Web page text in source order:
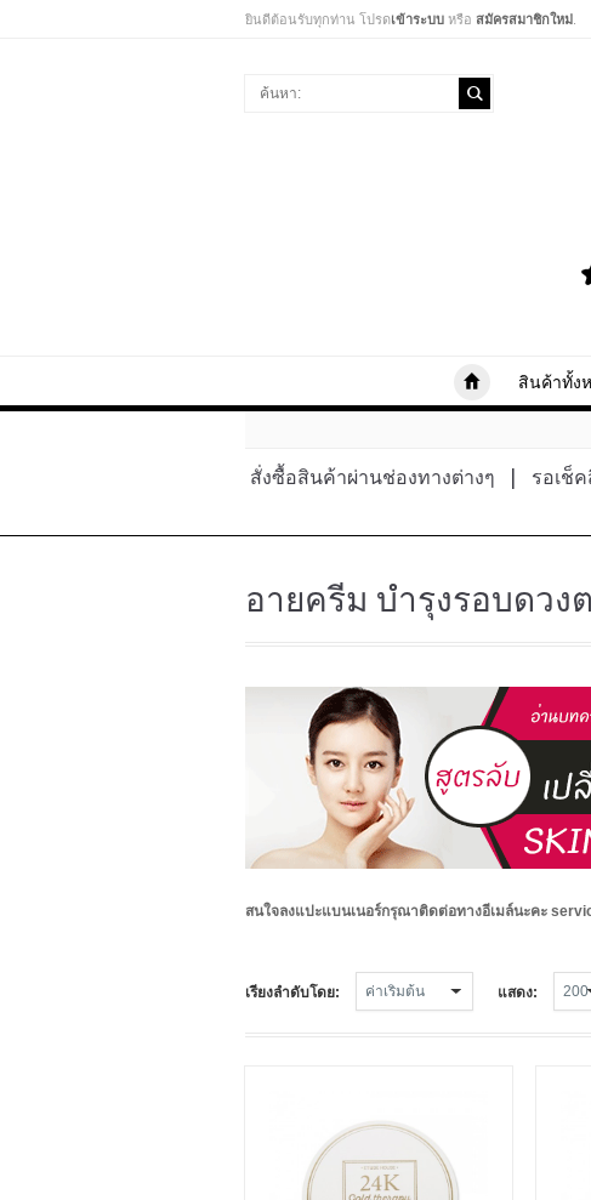
ยินดีต้อนรับทุกท่าน โปรดเข้าระบบ หรือ สมัครสมาชิกใหม่
สินค้าทั้ง
สั่งซื้อสินค้าผ่านช่องทางต่างๆ รอเช็
อายครีม บำรุงรอบดวง
สนใจลงแปะแบนเนอร์กรุณาติดต่อทางอีเมล์นะคะ
เรียงลำดับโดย: แสดง: